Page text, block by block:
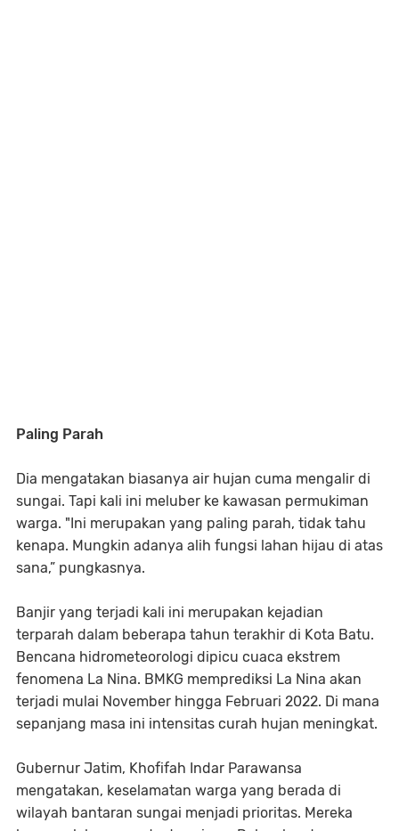
Paling Parah
Dia mengatakan biasanya air hujan cuma mengalir di
sungai. Tapi kali ini meluber ke kawasan permukiman
warga. "Ini merupakan yang paling parah, tidak tahu
kenapa. Mungkin adanya alih fungsi lahan hijau di atas
sana,” pungkasnya.
Banjir yang terjadi kali ini merupakan kejadian
terparah dalam beberapa tahun terakhir di Kota Batu.
Bencana hidrometeorologi dipicu cuaca ekstrem
fenomena La Nina. BMKG memprediksi La Nina akan
terjadi mulai November hingga Februari 2022. Di mana
sepanjang masa ini intensitas curah hujan meningkat.
Gubernur Jatim, Khofifah Indar Parawansa
mengatakan, keselamatan warga yang berada di
wilayah bantaran sungai menjadi prioritas. Mereka